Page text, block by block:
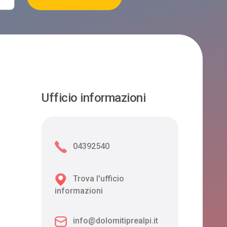
Ufficio informazioni
04392540
Trova l'ufficio
informazioni
info@dolomitiprealpi.it